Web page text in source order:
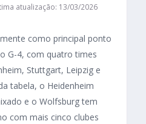
atualização: 13/03/2026
como principal ponto
G-4, com quatro times
Stuttgart, Leipzig e
tabela, o Heidenheim
e o Wolfsburg tem
com mais cinco clubes